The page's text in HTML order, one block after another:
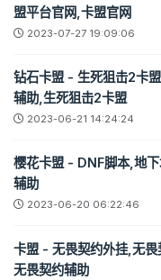
28 23:06:37
雄联盟卡盟
盟平台官网,卡盟官网
2023-07-27 19:09:06
钻石卡盟 - 生死狙击2卡
辅助,生死狙击2卡盟
2023-06-21 14:24:24
樱花卡盟 - DNF脚本,地
辅助
2023-06-20 06:22:46
卡盟 - 无畏契约外挂,无畏
无畏契约辅助